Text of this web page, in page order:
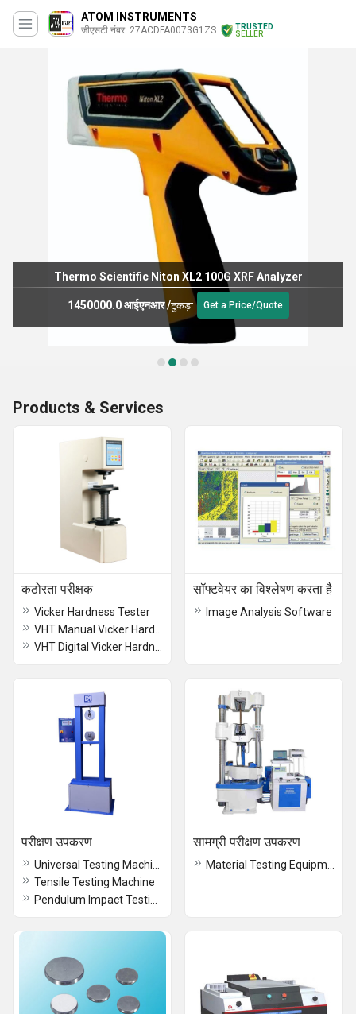
ATOM INSTRUMENTS
जीएसटी नंबर. 27ACDFA0073G1ZS
TRUSTED
SELLER
Thermo Scientific Niton XL2 100G XRF Analyzer
1450000.0 आईएनआर/टुकड़ा Get a Price/Quote
Products & Services
कठोरता परीक्षक
Vicker Hardness Tester
सॉफ्टवेयर का विश्लेषण करता है
Image Analysis Software
परीक्षण उपकरण
Tensile Testing Machine
सामग्री परीक्षण उपकरण